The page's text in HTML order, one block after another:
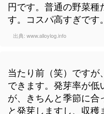
円です。普通の野菜種
す。コスパ高すぎです。
出典: www.alloylog.info
当たり前（笑）ですが
できます。発芽率が低
が、きちんと季節に合
と発芽しますし、収穫